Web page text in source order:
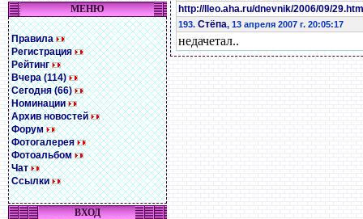
МЕНЮ
Правила
Регистрация
Рейтинг
Вчера (114)
Сегодня (66)
Номинации
Архив новостей
Форум
Фотогалерея
Фотоальбом
Чат
Ссылки
ВХОД
http://lleo.aha.ru/dnevnik/2006/09/
193. Стёпа, 13 апреля 2007 г. 20:05:17
недачетал..